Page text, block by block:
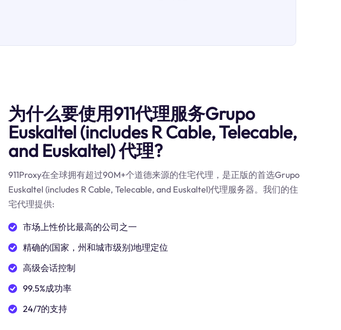
为什么要使用911代理服务Grupo
Euskaltel (includes R Cable, Telecable,
and Euskaltel) 代理?
911Proxy在全球拥有超过90M+个道德来源的住宅代理，是正版的首选Grupo
Euskaltel (includes R Cable, Telecable, and Euskaltel)代理服务器。我们的住
宅代理提供:
市场上性价比最高的公司之一
精确的(国家，州和城市级别)地理定位
高级会话控制
99.5%成功率
24/7的支持